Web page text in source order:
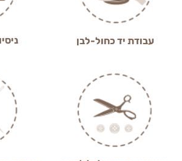
עבודת יד כחול-לבן ניסיון